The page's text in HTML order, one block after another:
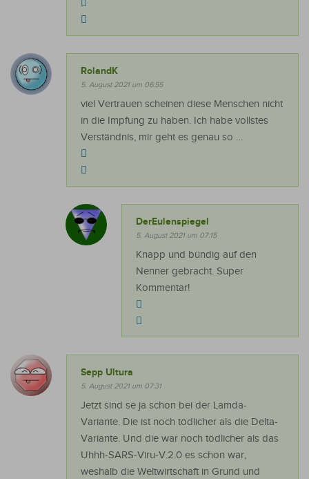
RolandK
5. August 2021 um 06:55
viel Vertrauen scheinen diese Menschen nicht
in die Impfung zu haben. Ich habe vollstes
Verständnis, mir geht es genau so …
DerEulenspiegel
5. August 2021 um 07:15
Knapp und bündig auf den
Nenner gebracht. Super
Kommentar!
Sepp Ultura
5. August 2021 um 07:31
Jetzt sind se ja schon bei der Lamda-
Variante. Die ist noch tödlicher als die Delta-
Variante. Und die war noch tödlicher als das
Uhhh-SARS-Viru-V.2.0 es schon war,
weshalb die Weltwirtschaft in Grund und